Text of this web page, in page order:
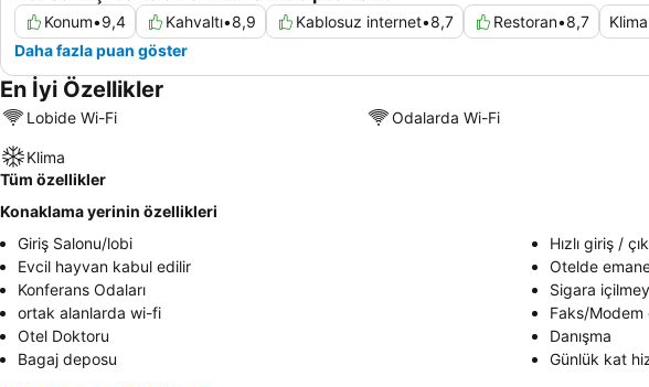
Konum•9,4 Kahvaltı•8,9 Kablosuz internet•8,7 Restoran•8,7 Klima
Daha fazla puan göster
En İyi Özellikler
Lobide Wi-Fi Odalarda Wi-Fi
Klima
Tüm özellikler
Konaklama yerinin özellikleri
Giriş Salonu/lobi
Hızlı giriş /
Evcil hayvan kabul edilir
Otelde
Konferans Odaları
Sigara
ortak alanlarda wi-fi
Faks/Modem
Otel Doktoru
Danışma
Bagaj deposu
Günlük kat